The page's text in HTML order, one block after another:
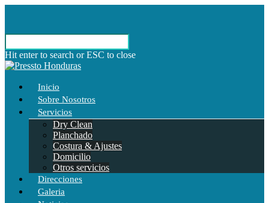
Hit enter to search or ESC to close
Inicio
Sobre Nosotros
Servicios
Dry Clean
Planchado
Costura & Ajustes
Domicilio
Otros servicios
Direcciones
Galeria